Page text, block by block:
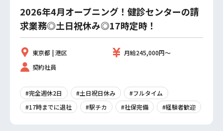
2026年4月オープニング！健診センターの請
求業務◎土日祝休み◎17時定時！
東京都 | 港区
月給245,000円～
契約社員
#完全週休2日 #土日祝日休み
#フルタイム
#17時までに退社
#駅チカ #社保完備 #経験者歓迎